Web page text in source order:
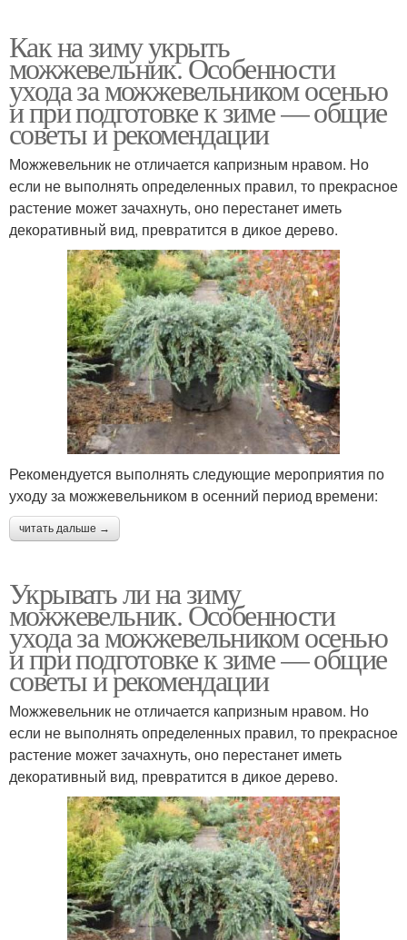
Как на зиму укрыть
можжевельник. Особенности
ухода за можжевельником осенью
и при подготовке к зиме — общие
советы и рекомендации
Можжевельник не отличается капризным нравом. Но
если не выполнять определенных правил, то прекрасное
растение может зачахнуть, оно перестанет иметь
декоративный вид, превратится в дикое дерево.
Рекомендуется выполнять следующие мероприятия по
уходу за можжевельником в осенний период времени:
читать дальше →
Укрывать ли на зиму
можжевельник. Особенности
ухода за можжевельником осенью
и при подготовке к зиме — общие
советы и рекомендации
Можжевельник не отличается капризным нравом. Но
если не выполнять определенных правил, то прекрасное
растение может зачахнуть, оно перестанет иметь
декоративный вид, превратится в дикое дерево.